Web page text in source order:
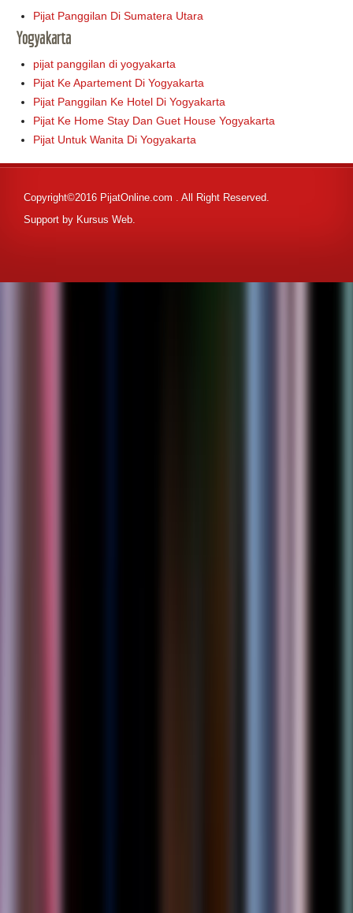
Pijat Panggilan Di Sumatera Utara
Yogyakarta
pijat panggilan di yogyakarta
Pijat Ke Apartement Di Yogyakarta
Pijat Panggilan Ke Hotel Di Yogyakarta
Pijat Ke Home Stay Dan Guet House Yogyakarta
Pijat Untuk Wanita Di Yogyakarta
Copyright©2016 PijatOnline.com . All Right Reserved.
Support by Kursus Web.